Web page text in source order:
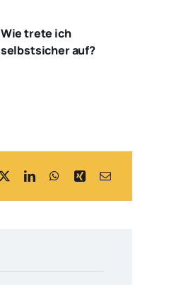
Wie trete ich
selbstsicher auf?